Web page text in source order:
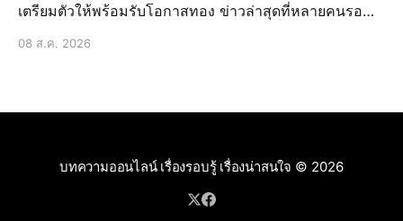
เตรียมตัวให้พร้อมรับโอกาสทอง ข่าวล่าสุดที่หลายคนรอ
ในช่วงเทศกาลสำคัญที่กำลังจะมาถึง ซึ่งถือเป็นข่าวด่วนที่
08 ส.ค. 2026
บทความออนไลน์ เรื่องรอบรู้ เรื่องน่าสนใจ © 2026